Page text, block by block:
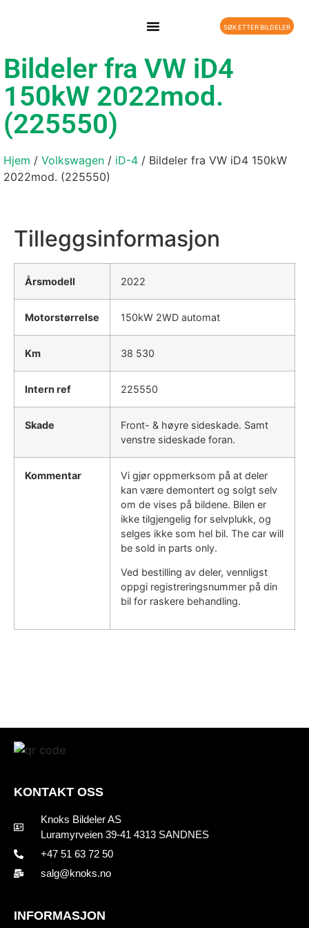
SØK ETTER BILDELER
Bildeler fra VW iD4
150kW 2022mod.
(225550)
Hjem / Volkswagen / iD-4 / Bildeler fra VW iD4 150kW
2022mod. (225550)
Tilleggsinformasjon
Årsmodell 2022
Motorstørrelse 150kW 2WD automat
Km 38 530
Intern ref 225550
Skade
Front- & høyre sideskade. Samt
venstre sideskade foran.
Kommentar
Vi gjør oppmerksom på at deler
kan være demontert og solgt selv
om de vises på bildene. Bilen er
ikke tilgjengelig for selvplukk, og
selges ikke som hel bil. The car will
be sold in parts only.
Ved bestilling av deler, vennligst
oppgi registreringsnummer på din
bil for raskere behandling.
KONTAKT OSS
Knoks Bildeler AS
Luramyrveien 39-41 4313 SANDNES
+47 51 63 72 50
salg@knoks.no
INFORMASJON